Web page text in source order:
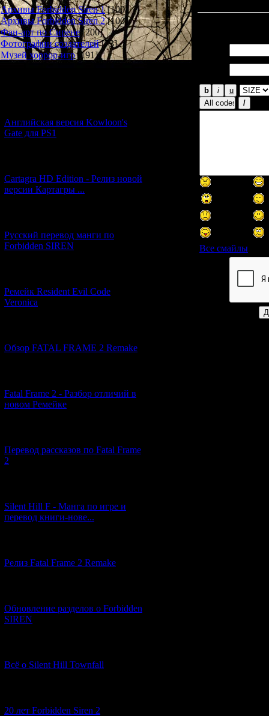
Архивы Forbidden Siren 1 [100]
Архивы Forbidden Siren 2 [100]
Фан-арт по Сирене [200]
Фотографии создателей [73]
Музей хоррор-игр
[191]
Английская версия Kowloon's
Gate для PS1
Cartagra HD Edition - Релиз новой
версии Картагры ...
Русский перевод манги по
Forbidden SIREN
Ремейк Resident Evil Code
Veronica
Обзор FATAL FRAME 2 Remake
Fatal Frame 2 - Разбор отличий в
новом Ремейке
Перевод рассказов по Fatal Frame
2
Silent Hill F - Манга по игре и
перевод книги-нове...
Релиз Fatal Frame 2 Remake
Обновление разделов о Forbidden
SIREN
Всё о Silent Hill Townfall
20 лет Forbidden Siren 2
Все смайлы